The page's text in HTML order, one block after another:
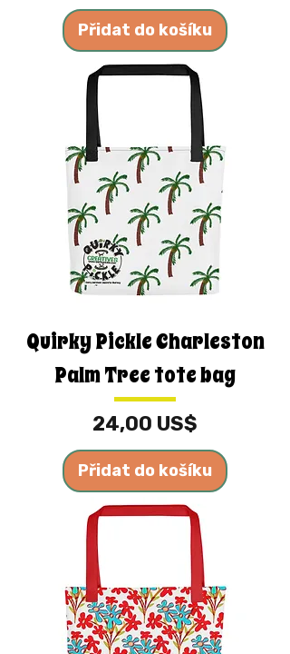
Přidat do košíku
Quirky Pickle Charleston
Palm Tree tote bag
Cena
24,00 US$
Přidat do košíku